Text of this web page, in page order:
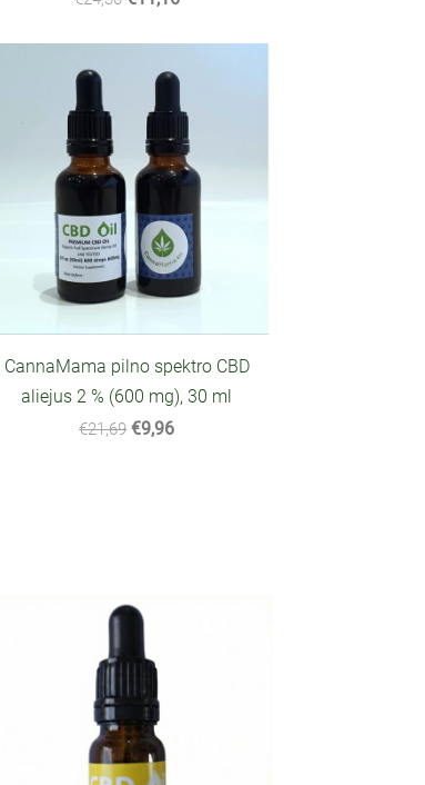
CannaMama pilno spektro CBD
aliejus 2 % (600 mg), 30 ml
€21,69 €9,96